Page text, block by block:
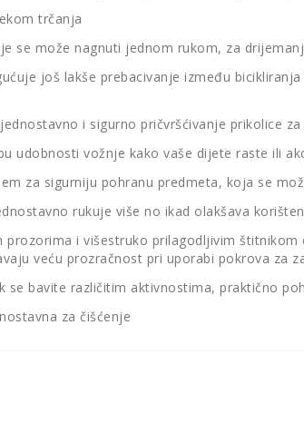
trčanja
se može nagnuti jednom rukom, za
još lakše prebacivanje između
i sigurno pričvršćivanje prikolice
udobnosti vožnje kako vaše dijete raste ili
za sigurniju pohranu predmeta, koja se
rukuje više no ikad olakšava
i višestruko prilagodljivim
veću prozračnost pri uporabi pokrova za
se bavite različitim aktivnostima, praktično
za čišćenje